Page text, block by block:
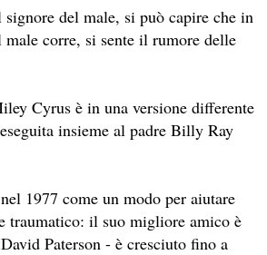
del male, si può capire che in
corre, si sente il rumore delle
Cyrus è in una versione differente
insieme al padre Billy Ray
1977 come un modo per aiutare
traumatico: il suo migliore amico è
Paterson - è cresciuto fino a